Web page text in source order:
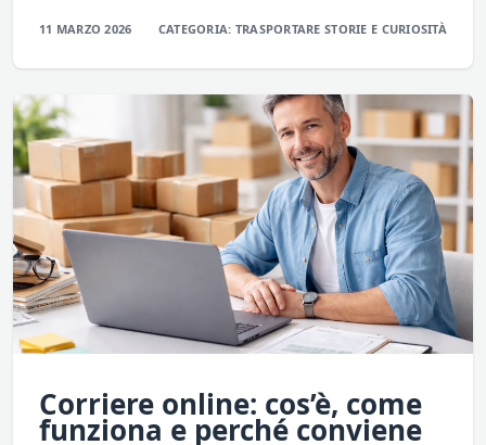
11 MARZO 2026 CATEGORIA: TRASPORTARESTORIE E CURIOSITÀ
Corriere online: cos’è, come
funziona e perché conviene